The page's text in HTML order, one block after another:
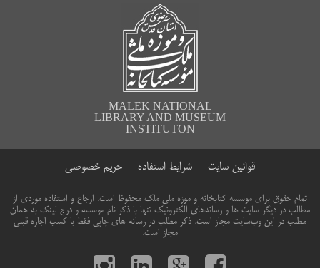
MALEK NATIONAL
LIBRARY AND MUSEUM
INSTITUTON
قوانین سایت شرایط استفاده حریم خصوصی
تمام حقوق برای موسسه کتابخانه و موزه ملی ملک محفوظ است. ارجاع و استفاده موردی از
مطالب در دیگر سایت ها و رسانه‌های الکترونیک تنها با ذکر نام موسسه و درج لینک به همان
مطلب در این وب‌سایت مجاز است. ذکر مطلب در رسانه های چاپی فقط با کسب اجازه قبلی
مجاز است.